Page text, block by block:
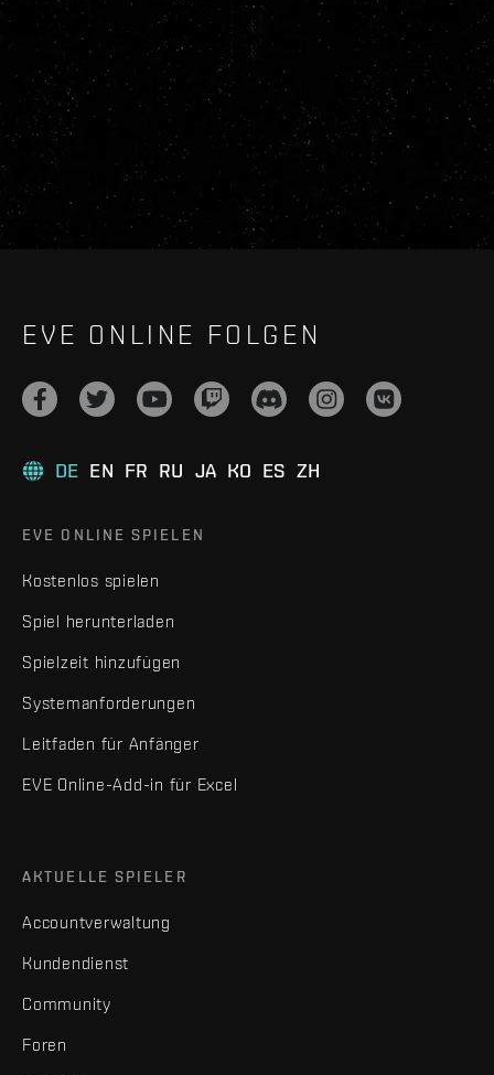
EVE ONLINE FOLGEN
DE EN FR RU JA KO ES ZH
EVE ONLINE SPIELEN
Kostenlos spielen
Spiel herunterladen
Spielzeit hinzufügen
Systemanforderungen
Leitfaden für Anfänger
EVE Online-Add-in für Excel
AKTUELLE SPIELER
Accountverwaltung
Kundendienst
Community
Foren